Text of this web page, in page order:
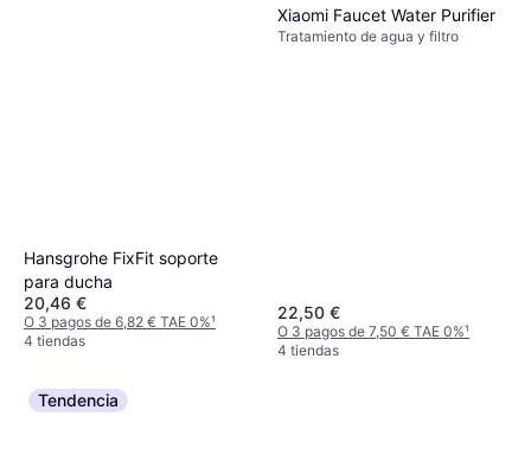
Hansgrohe FixFit soporte
para ducha
20,46 €
O 3 pagos de 6,82 € TAE 0%¹
4 tiendas
Xiaomi Faucet Water Purifier
Tratamiento de agua y filtro
22,50 €
O 3 pagos de 7,50 € TAE 0%¹
4 tiendas
Tendencia